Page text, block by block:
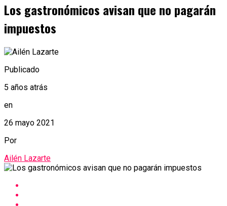
Los gastronómicos avisan que no pagarán
impuestos
Publicado
5 años atrás
en
26 mayo 2021
Por
Ailén Lazarte